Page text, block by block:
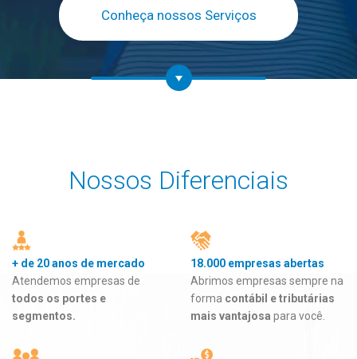
Conheça nossos Serviços
Nossos Diferenciais
+ de 20 anos de mercado
Atendemos empresas de
todos os portes e
segmentos.
18.000 empresas abertas
Abrimos empresas sempre na
forma contábil e tributárias
mais vantajosa para você.